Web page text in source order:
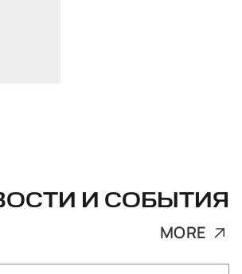
И СОБЫТИЯ
MORE